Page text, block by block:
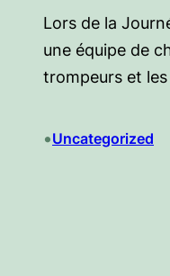
Lors de la
une équipe de
trompeurs et
•Uncategorized